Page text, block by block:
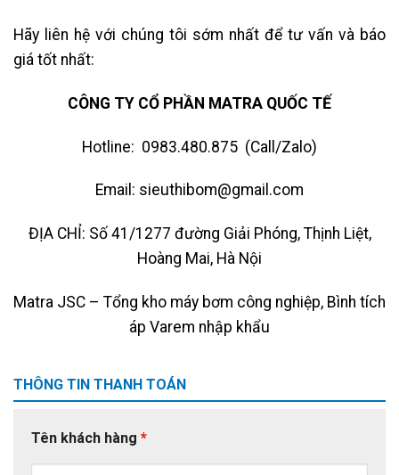
Hãy liên hệ với chúng tôi sớm nhất để tư vấn và báo
giá tốt nhất:
CÔNG TY CỔ PHẦN MATRA QUỐC TẾ
Hotline: 0983.480.875 (Call/Zalo)
Email: sieuthibom@gmail.com
ĐỊA CHỈ: Số 41/1277 đường Giải Phóng, Thịnh Liệt,
Hoàng Mai, Hà Nội
Matra JSC – Tổng kho máy bơm công nghiệp, Bình tích
áp Varem nhập khẩu
THÔNG TIN THANH TOÁN
Tên khách hàng *